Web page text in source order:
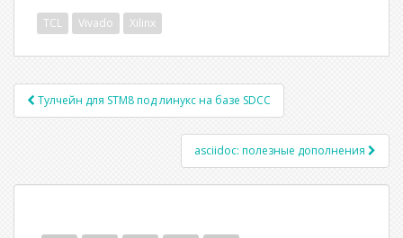
TCL Vivado Xilinx
Post navigation
Тулчейн для STM8 под линукс на базе SDCC
asciidoc: полезные дополнения